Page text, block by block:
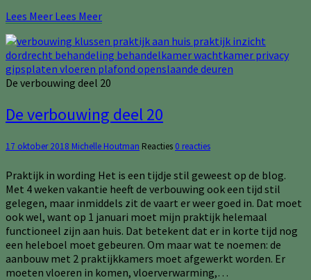
Lees Meer Lees Meer
De verbouwing deel 20
De verbouwing deel 20
17 oktober 2018 Michelle Houtman Reacties 0 reacties
Praktijk in wording Het is een tijdje stil geweest op de blog.
Met 4 weken vakantie heeft de verbouwing ook een tijd stil
gelegen, maar inmiddels zit de vaart er weer goed in. Dat moet
ook wel, want op 1 januari moet mijn praktijk helemaal
functioneel zijn aan huis. Dat betekent dat er in korte tijd nog
een heleboel moet gebeuren. Om maar wat te noemen: de
aanbouw met 2 praktijkkamers moet afgewerkt worden. Er
moeten vloeren in komen, vloerverwarming,…